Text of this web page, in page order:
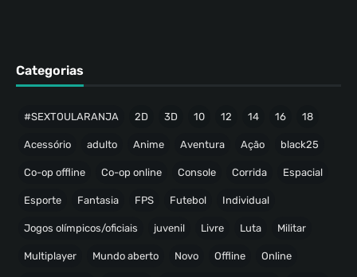
Categorias
#SEXTOULARANJA 2D 3D 10 12 14 16 18
Acessório adulto Anime Aventura Ação black25
Co-op offline Co-op online Console Corrida Espacial
Esporte Fantasia FPS Futebol Individual
Jogos olímpicos/oficiais juvenil Livre Luta Militar
Multiplayer Mundo aberto Novo Offline Online